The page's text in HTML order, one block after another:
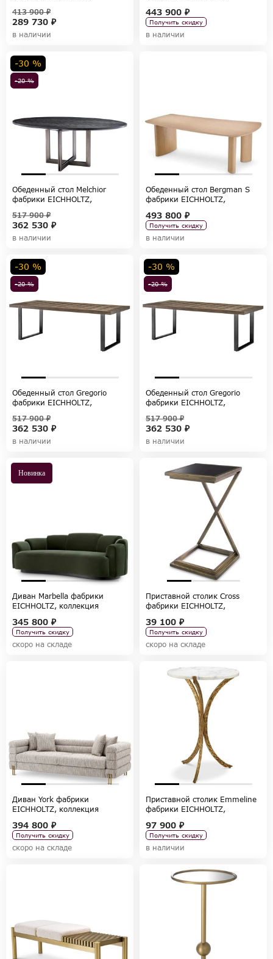
289 730 ₽
413 900 ₽
в наличии
443 900 ₽
Получить скидку
в наличии
-20 %
-30 %
Обеденный стол Melchior
фабрики EICHHOLTZ,
362 530 ₽
517 900 ₽
в наличии
Обеденный стол Bergman S
фабрики EICHHOLTZ,
493 800 ₽
Получить скидку
в наличии
-20 %
-30 %
Обеденный стол Gregorio
фабрики EICHHOLTZ,
362 530 ₽
517 900 ₽
в наличии
-20 %
-30 %
Обеденный стол Gregorio
фабрики EICHHOLTZ,
362 530 ₽
517 900 ₽
в наличии
Новинка
Диван Marbella фабрики
EICHHOLTZ, коллекция
345 800 ₽
Получить скидку
скоро на складе
Приставной столик Cross
фабрики EICHHOLTZ,
39 100 ₽
Получить скидку
скоро на складе
Диван York фабрики
EICHHOLTZ, коллекция
394 800 ₽
Получить скидку
скоро на складе
Приставной столик Emmeline
фабрики EICHHOLTZ,
97 900 ₽
Получить скидку
в наличии